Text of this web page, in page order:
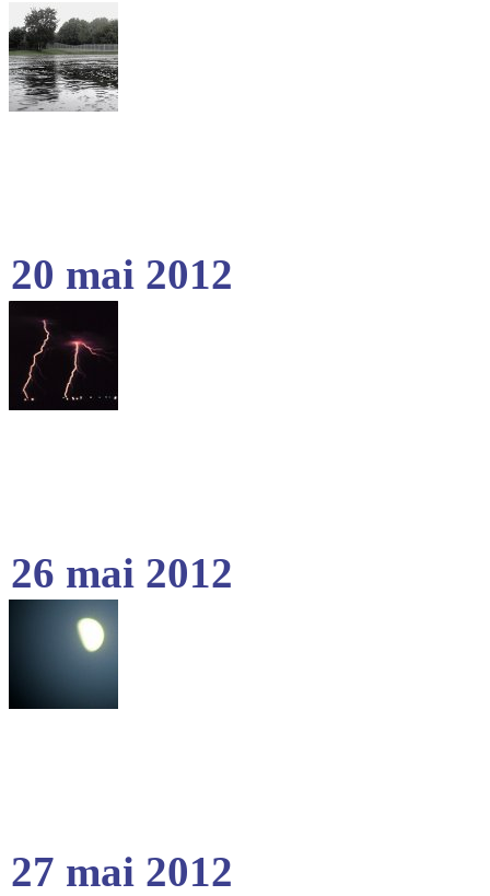
20 mai 2012
26 mai 2012
27 mai 2012